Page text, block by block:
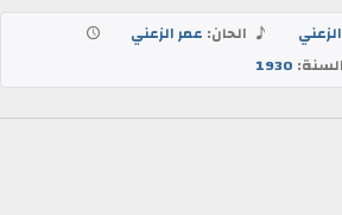
الحان: عمر الزعني
السنة: 1930